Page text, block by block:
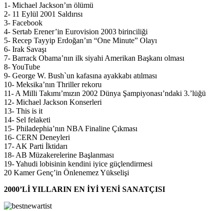
1- Michael Jackson’ın ölümü
2- 11 Eylül 2001 Saldırısı
3- Facebook
4- Sertab Erener’in Eurovision 2003 birinciliği
5- Recep Tayyip Erdoğan’ın “One Minute” Olayı
6- Irak Savaşı
7- Barrack Obama’nın ilk siyahi Amerikan Başkanı olması
8- YouTube
9- George W. Bush`un kafasına ayakkabı atılması
10- Meksika’nın Thriller rekoru
11- A Milli Takımı’mızın 2002 Dünya Şampiyonası’ndaki 3.’lüğü
12- Michael Jackson Konserleri
13- This is it
14- Sel felaketi
15- Philadephia’nın NBA Finaline Çıkması
16- CERN Deneyleri
17- AK Parti İktidarı
18- AB Müzakerelerine Başlanması
19- Yahudi lobisinin kendini iyice güçlendirmesi
20 Kamer Genç’in Önlenemez Yükselişi
2000’Lİ YILLARIN EN İYİ YENİ SANATÇISI